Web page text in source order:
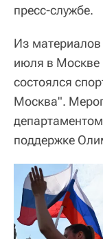
пресс-службе.
Из материалов
июля в Москве
состоялся
Москва".
поддержке